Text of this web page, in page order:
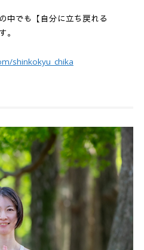
中でも【自分に立ち戻れる
。
shinkokyu_chika